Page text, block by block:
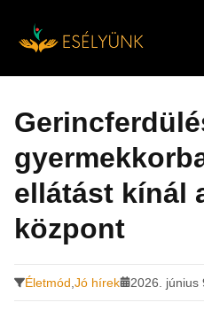
tartalomra
ellátást kínál
központ
Életmód Jó hírek 2026. június